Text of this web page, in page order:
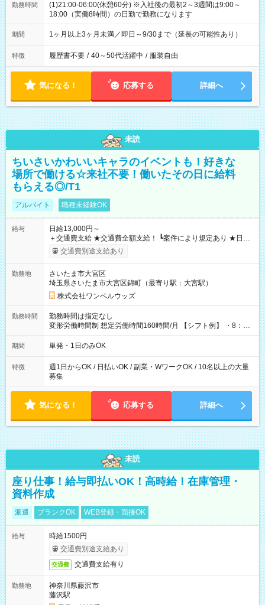
勤務時間
(1)21:00-06:00(休憩60分) ※入社後の最初2～3週間は9:00～
18:00（実働8時間）の日勤で勤務になります
期間 1ヶ月以上3ヶ月未満／即日～9/30まで（延長の可能性あり）
特徴 履歴書不要 / 40～50代活躍中 / 服装自由
気になる！ 応募する 詳細へ
未読
ちいさいかわいいキャラのイベントも！好きな
場所で働ける☆来社不要！働いたその日に給料
もらえる◎/T1
アルバイト 職種未経験OK
給与
日給13,000円～
＋交通費支給 ★交通費全額支給！ ┗案件により規定あり ★日払
いOK！（規定あり） ┗働いたその日に現金GET♪ お仕事後はコ
ンビニATMから 日払い分を引き落とせます！ 【試用期間】試
交通費別途支給あり
勤務地
さいたま市大宮区
埼玉県さいたま市大宮区錦町（最寄り駅：大宮駅）
株式会社ワンベルウッズ
勤務時間
勤務時間は指定なし
変形労働時間制 想定労働時間160時間/月 【シフト例】 ・8：00
～21：00
期間 単発・1日のみOK
特徴
週1日からOK / 日払いOK / 副業・WワークOK / 10名以上の大量
募集
気になる！ 応募する 詳細へ
未読
座り仕事！給与即払いOK！高時給！在庫管理・
資料作成
派遣 ブランクOK WEB登録・面接OK
給与
時給1500円
交通費別途支給あり
交通費 交通費支給有り
勤務地
神奈川県藤沢市
藤沢駅